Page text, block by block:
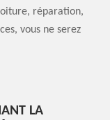
réparation,
vous ne serez
LA